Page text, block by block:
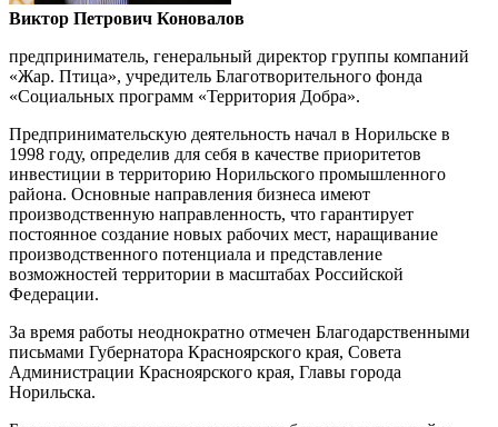
Виктор Петрович Коновалов
предприниматель, генеральный директор группы компаний
«Жар. Птица», учредитель Благотворительного фонда
«Социальных программ «Территория Добра».
Предпринимательскую деятельность начал в Норильске в
1998 году, определив для себя в качестве приоритетов
инвестиции в территорию Норильского промышленного
района. Основные направления бизнеса имеют
производственную направленность, что гарантирует
постоянное создание новых рабочих мест, наращивание
производственного потенциала и представление
возможностей территории в масштабах Российской
Федерации.
За время работы неоднократно отмечен Благодарственными
письмами Губернатора Красноярского края, Совета
Администрации Красноярского края, Главы города
Норильска.